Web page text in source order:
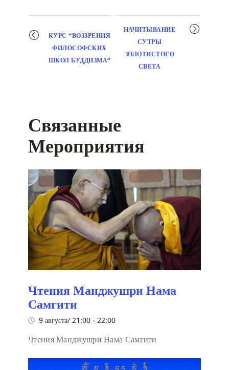
Мероприятие
навигация
КУРС “ВОЗЗРЕНИЯ
ФИЛОСОФСКИХ
ШКОЛ БУДДИЗМА”
НАЧИТЫВАНИЕ
СУТРЫ
ЗОЛОТИСТОГО
СВЕТА
Связанные
Мероприятия
Чтения Манджушри Нама
Самгити
9 августа/ 21:00 - 22:00
Чтения Манджушри Нама Самгити